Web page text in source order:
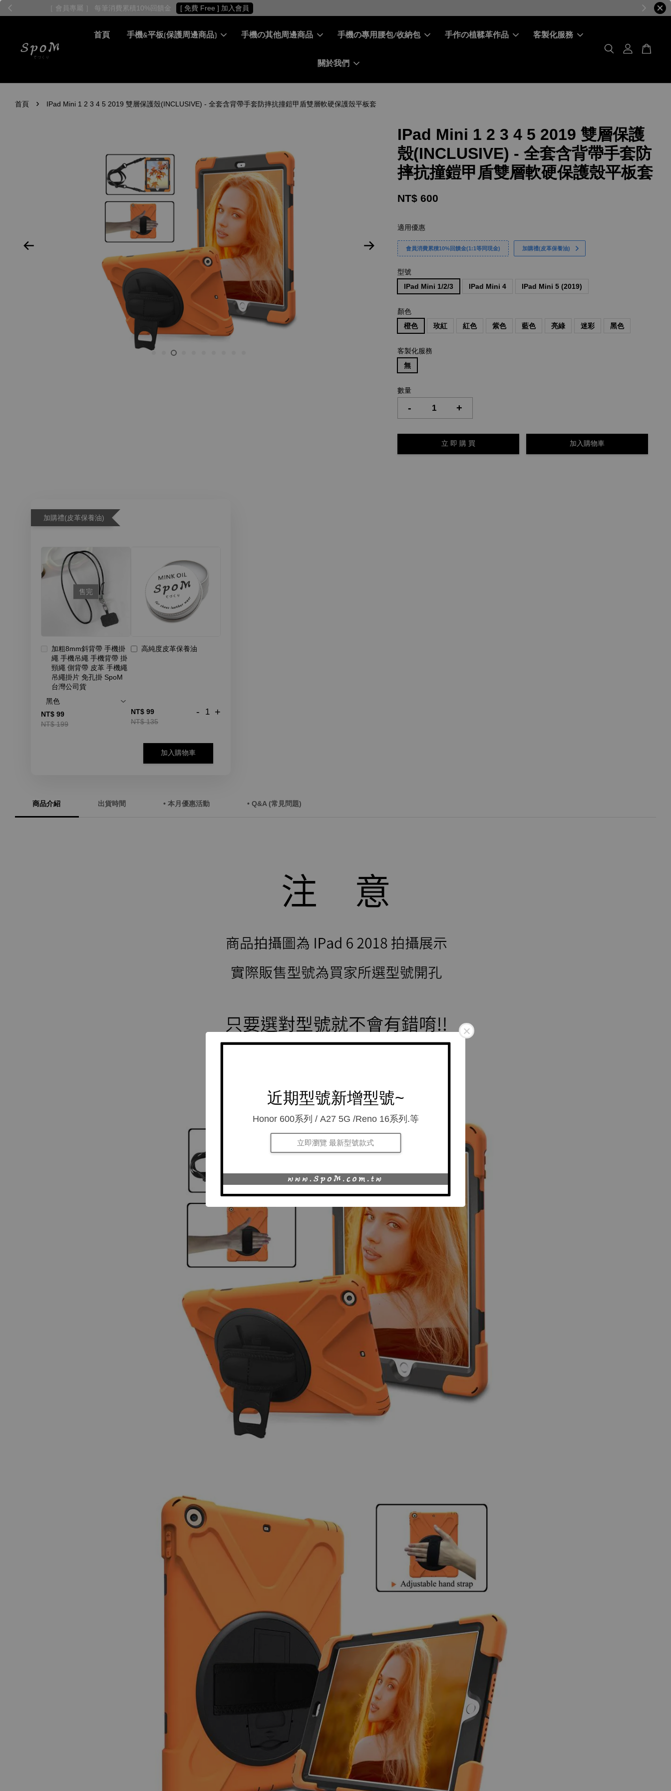
［ 會員專屬 ］ 每筆消費累積10%回饋金
近期型號新增型號~
Honor 600系列 / A27 5G /Reno 16系列.等
立即瀏覽 最新型號款式
首頁 手機&平板(保護周邊商品) 手機の其他周邊商品 手機の專用腰包/收納包 手作の植鞣革作品 客製化服務
關於我們
首頁 › IPad Mini 1 2 3 4 5 2019 雙層保護殼(INCLUSIVE) - 全套含背帶手套防摔抗撞鎧甲盾雙層軟硬保護殼平板套
IPad Mini 1 2 3 4 5 2019 雙層保護
殼(INCLUSIVE) - 全套含背帶手套防
摔抗撞鎧甲盾雙層軟硬保護殼平板套
NT$ 600
適用優惠
會員消費累積10%回饋金(1:1等同現金) 加購禮(皮革保養油)
型號
IPad Mini 1/2/3
IPad Mini 4 IPad Mini 5 (2019)
顏色
橙色
玫紅 紅色 紫色 藍色 亮綠 迷彩 黑色
客製化服務
無
數量
- +
立 即 購 買 加入購物車
加購禮(皮革保養油)
售完
加粗8mm斜背帶 手機掛
繩 手機吊繩 手機背帶 掛
頸繩 側背帶 皮革 手機繩
吊繩掛片 免孔掛 SpoM
台灣公司貨
NT$ 99
NT$ 199
高純度皮革保養油
NT$ 99
NT$ 135
- +
加入購物車
商品介紹 出貨時間 • 本月優惠活動 • Q&A (常見問題)